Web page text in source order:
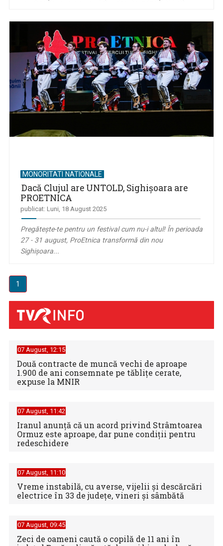
MONORITATI NATIONALE
Dacă Clujul are UNTOLD, Sighişoara are
PROETNICA
publicat: Luni, 18 August 2025
Pregătește-te pentru un festival cum nu-i altul! În perioada
27 - 31 august, ProEtnica transformă din nou
Sighișoara...
1
07 August, 12:15
Două contracte de muncă vechi de aproape
1.900 de ani consemnate pe tăblițe cerate,
expuse la MNIR
07 August, 11:42
Iranul anunță că un acord privind Strâmtoarea
Ormuz este aproape, dar pune condiții pentru
redeschidere
07 August, 11:10
Vreme instabilă, cu averse, vijelii şi descărcări
electrice în 33 de judeţe, vineri şi sâmbătă
07 August, 09:45
Zeci de oameni caută o copilă de 11 ani în